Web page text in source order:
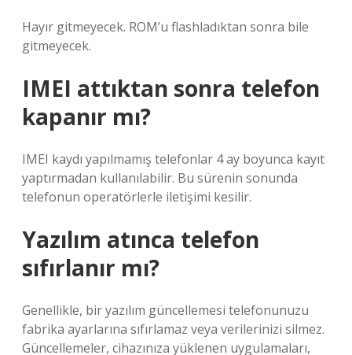
Hayır gitmeyecek. ROM’u flashladıktan sonra bile
gitmeyecek.
IMEI attıktan sonra telefon
kapanır mı?
IMEI kaydı yapılmamış telefonlar 4 ay boyunca kayıt
yaptırmadan kullanılabilir. Bu sürenin sonunda
telefonun operatörlerle iletişimi kesilir.
Yazılım atınca telefon
sıfırlanır mı?
Genellikle, bir yazılım güncellemesi telefonunuzu
fabrika ayarlarına sıfırlamaz veya verilerinizi silmez.
Güncellemeler, cihazınıza yüklenen uygulamaları,